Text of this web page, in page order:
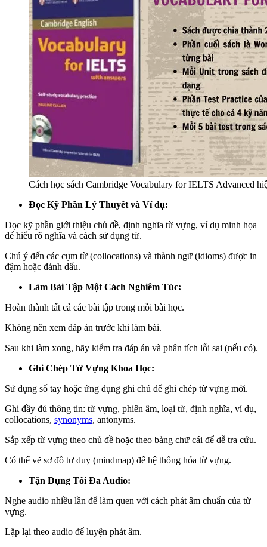
Cách học sách Cambridge Vocabulary for IELTS Advanced
Đọc Kỹ Phần Lý Thuyết và Ví dụ:
Đọc kỹ phần giới thiệu chủ đề, định nghĩa từ vựng, ví dụ minh họa
để hiểu rõ nghĩa và cách sử dụng từ.
Chú ý đến các cụm từ (collocations) và thành ngữ (idioms) được in
đậm hoặc đánh dấu.
Làm Bài Tập Một Cách Nghiêm Túc:
Hoàn thành tất cả các bài tập trong mỗi bài học.
Không nên xem đáp án trước khi làm bài.
Sau khi làm xong, hãy kiểm tra đáp án và phân tích lỗi sai (nếu có).
Ghi Chép Từ Vựng Khoa Học:
Sử dụng sổ tay hoặc ứng dụng ghi chú để ghi chép từ vựng mới.
Ghi đầy đủ thông tin: từ vựng, phiên âm, loại từ, định nghĩa, ví dụ,
collocations, synonyms, antonyms.
Sắp xếp từ vựng theo chủ đề hoặc theo bảng chữ cái để dễ tra cứu.
Có thể vẽ sơ đồ tư duy (mindmap) để hệ thống hóa từ vựng.
Tận Dụng Tối Đa Audio:
Nghe audio nhiều lần để làm quen với cách phát âm chuẩn của từ
vựng.
Lặp lại theo audio để luyện phát âm.